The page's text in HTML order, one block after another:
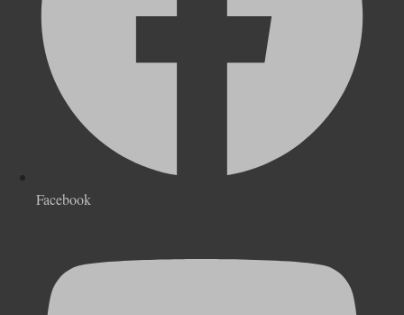
Facebook